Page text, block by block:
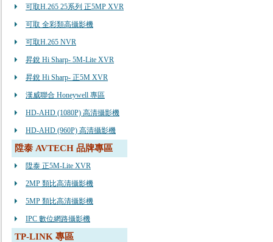
可取H.265 25系列 正5MP XVR
可取 全彩類高攝影機
可取H.265 NVR
昇銳 Hi Sharp- 5M-Lite XVR
昇銳 Hi Sharp- 正5M XVR
漢威聯合 Honeywell 專區
HD-AHD (1080P) 高清攝影機
HD-AHD (960P) 高清攝影機
陞泰 AVTECH 品牌專區
陞泰 正5M-Lite XVR
2MP 類比高清攝影機
5MP 類比高清攝影機
IPC 數位網路攝影機
TP-LINK 專區